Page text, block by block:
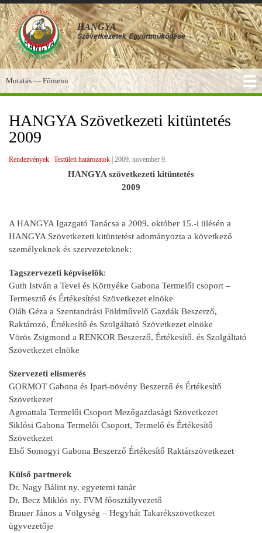
Ugrás
a
tartalomra
HANGYA
Szövetkezetek Együttműködése
Főmenü
Mutatás — Főmenü
HANGYA Szövetkezeti kitüntetés
2009
Rendezvények Testületi határozatok 2009. november 9.
HANGYA szövetkezeti kitüntetés
2009
A HANGYA Igazgató Tanácsa a 2009. október 15.-i ülésén a
HANGYA Szövetkezeti kitüntetést adományozta a következő
személyeknek és szervezeteknek:
Tagszervezeti képviselők:
Guth István a Tevel és Környéke Gabona Termelői csoport –
Termesztő és Értékesítési Szövetkezet elnöke
Oláh Géza a Szentandrási Földművelő Gazdák Beszerző,
Raktározó, Értékesítő és Szolgáltató Szövetkezet elnöke
Vörös Zsigmond a RENKOR Beszerző, Értékesítő. és Szolgáltató
Szövetkezet elnöke
Szervezeti elismerés
GORMOT Gabona és Ipari-növény Beszerző és Értékesítő
Szövetkezet
Agroattala Termelői Csoport Mezőgazdasági Szövetkezet
Siklósi Gabona Termelői Csoport, Termelő és Értékesítő
Szövetkezet
Első Somogyi Gabona Beszerző Értékesítő Raktárszövetkezet
Külső partnerek
Dr. Nagy Bálint ny. egyetemi tanár
Dr. Becz Miklós ny. FVM főosztályvezető
Brauer János a Völgység – Hegyhát Takarékszövetkezet
ügyvezetője